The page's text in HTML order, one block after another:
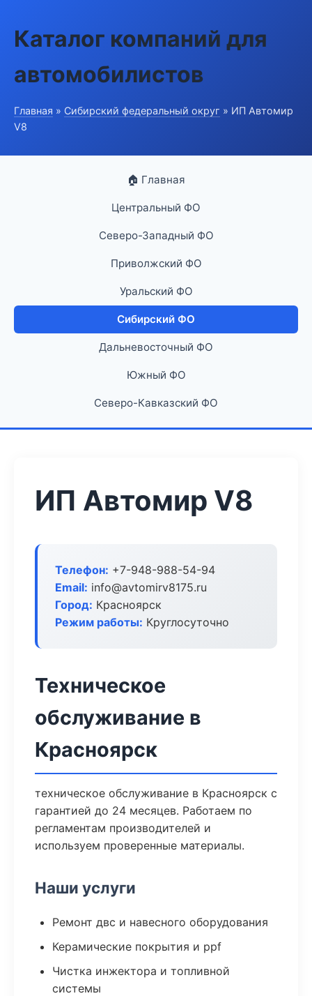
Каталог компаний для
автомобилистов
Главная » Сибирский федеральный округ » ИП Автомир
V8
🏠 Главная
Центральный ФО
Северо-Западный ФО
Приволжский ФО
Уральский ФО
Сибирский ФО
Дальневосточный ФО
Южный ФО
Северо-Кавказский ФО
ИП Автомир V8
Телефон: +7-948-988-54-94
Email: info@avtomirv8175.ru
Город: Красноярск
Режим работы: Круглосуточно
Техническое
обслуживание в
Красноярск
техническое обслуживание в Красноярск с
гарантией до 24 месяцев. Работаем по
регламентам производителей и
используем проверенные материалы.
Наши услуги
Ремонт двс и навесного оборудования
Керамические покрытия и ppf
Чистка инжектора и топливной
системы